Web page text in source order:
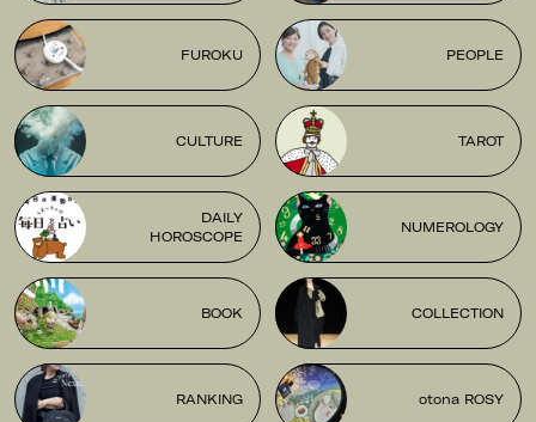
FUROKU PEOPLE
CULTURE TAROT
DAILY
HOROSCOPE
NUMEROLOGY
BOOK COLLECTION
RANKING otona ROSY